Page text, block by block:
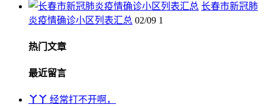
长春市新冠肺
炎疫情确诊小区列表汇总 02/09 1
热门文章
最近留言
丫丫 经常打不开啊，